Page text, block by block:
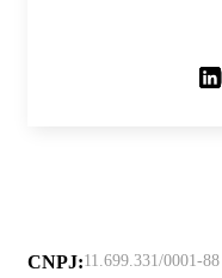
CNPJ:11.699.331/0001-88